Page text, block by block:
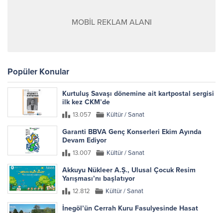
MOBİL REKLAM ALANI
Popüler Konular
Kurtuluş Savaşı dönemine ait kartpostal sergisi
ilk kez CKM’de
13.057 Kültür / Sanat
Garanti BBVA Genç Konserleri Ekim Ayında
Devam Ediyor
13.007 Kültür / Sanat
Akkuyu Nükleer A.Ş., Ulusal Çocuk Resim
Yarışması’nı başlatıyor
12.812 Kültür / Sanat
İnegöl’ün Cerrah Kuru Fasulyesinde Hasat